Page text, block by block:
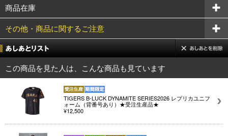
商品在庫
その他・商品に関するご注意
この商品を見た人は、こんな商品も見ています
TIGERS B-LUCK DYNAMITE SERIES2026 レプリカユニフ
ォーム（背番号あり）★受注生産品★
¥12,500